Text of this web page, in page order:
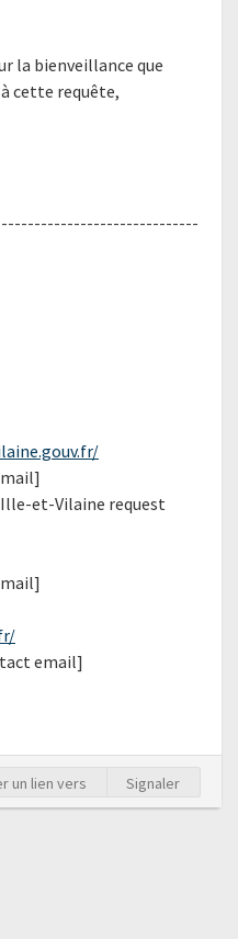
la bienveillance que
cette requête,
et-Vilaine request
email]
un lien vers Signaler